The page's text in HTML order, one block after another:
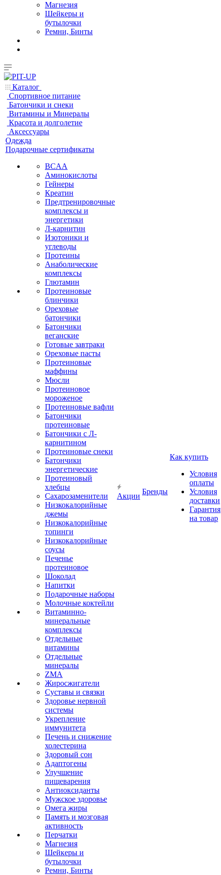
Магнезия
Шейкеры и
бутылочки
Ремни, Бинты
Каталог
Спортивное питание
Батончики и снеки
Витамины и Минералы
Красота и долголетие
Аксессуары
Одежда
Подарочные сертификаты
BCAA
Аминокислоты
Гейнеры
Креатин
Предтренировочные
комплексы и
энергетики
Л-карнитин
Изотоники и
углеводы
Протеины
Анаболические
комплексы
Глютамин
Протеиновые
блинчики
Ореховые
батончики
Батончики
веганские
Готовые завтраки
Ореховые пасты
Протеиновые
маффины
Мюсли
Протеиновое
мороженое
Протеиновые вафли
Батончики
протеиновые
Батончики с Л-
карнитином
Протеиновые снеки
Батончики
энергетические
Протеиновый
хлебцы
Сахарозаменители
Низкокалорийные
джемы
Низкокалорийные
топинги
Низкокалорийные
соусы
Печенье
протеиновое
Шоколад
Напитки
Подарочные наборы
Молочные коктейли
Витаминно-
минеральные
комплексы
Отдельные
витамины
Отдельные
минералы
ZMA
Жиросжигатели
Суставы и связки
Здоровье нервной
системы
Укрепление
иммунитета
Печень и снижение
холестерина
Здоровый сон
Адаптогены
Улучшение
пищеварения
Антиоксиданты
Мужское здоровье
Омега жиры
Память и мозговая
активность
Перчатки
Магнезия
Шейкеры и
бутылочки
Ремни, Бинты
Акции
Бренды
Как купить
Условия
оплаты
Условия
доставки
Гарантия
на товар